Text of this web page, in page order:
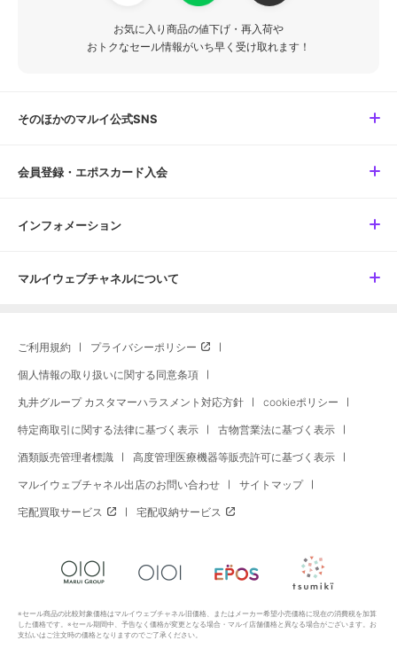
お気に入り商品の値下げ・再入荷や
おトクなセール情報がいち早く受け取れます！
そのほかのマルイ公式SNS
会員登録・エポスカード入会
インフォメーション
マルイウェブチャネルについて
ご利用規約 プライバシーポリシー
個人情報の取り扱いに関する同意条項
丸井グループ カスタマーハラスメント対応方針 cookieポリシー
特定商取引に関する法律に基づく表示 古物営業法に基づく表示
酒類販売管理者標識 高度管理医療機器等販売許可に基づく表示
マルイウェブチャネル出店のお問い合わせ サイトマップ
宅配買取サービス 宅配収納サービス
※セール商品の比較対象価格はマルイウェブチャネル旧価格、またはメーカー希望小売価格に現在の消費税を加算
した価格です。※セール期間中、予告なく価格が変更となる場合・マルイ店舗価格と異なる場合がございます。お
支払いはご注文時の価格となりますのでご了承ください。